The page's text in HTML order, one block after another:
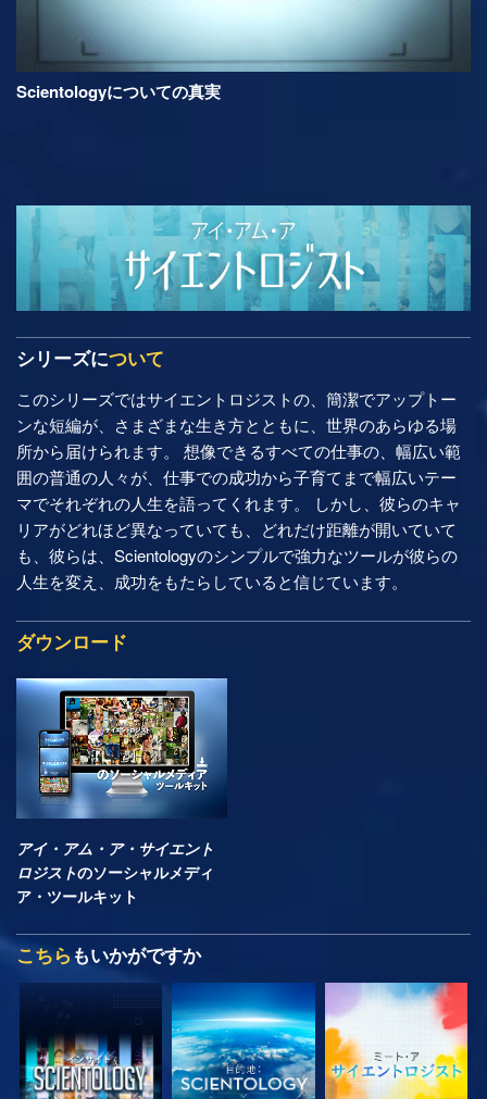
Scientologyについての真実
シリーズについて
このシリーズではサイエントロジストの、簡潔でアップトー
ンな短編が、さまざまな生き方とともに、世界のあらゆる場
所から届けられます。 想像できるすべての仕事の、幅広い範
囲の普通の人々が、仕事での成功から子育てまで幅広いテー
マでそれぞれの人生を語ってくれます。 しかし、彼らのキャ
リアがどれほど異なっていても、どれだけ距離が開いていて
も、彼らは、Scientologyのシンプルで強力なツールが彼らの
人生を変え、成功をもたらしていると信じています。
ダウンロード
アイ・アム・ア・サイエント
ロジストのソーシャルメディ
ア・ツールキット
こちらもいかがですか